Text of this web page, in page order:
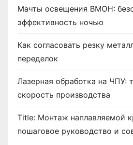
Мачты освещения ВМОН:
эффективность ночью
Как согласовать резку
переделок
Лазерная обработка на ЧПУ:
скорость производства
Title: Монтаж наплавляемой
пошаговое руководство и